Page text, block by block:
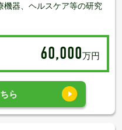
機器、ヘルスケア等の研究
60,000万円
ら